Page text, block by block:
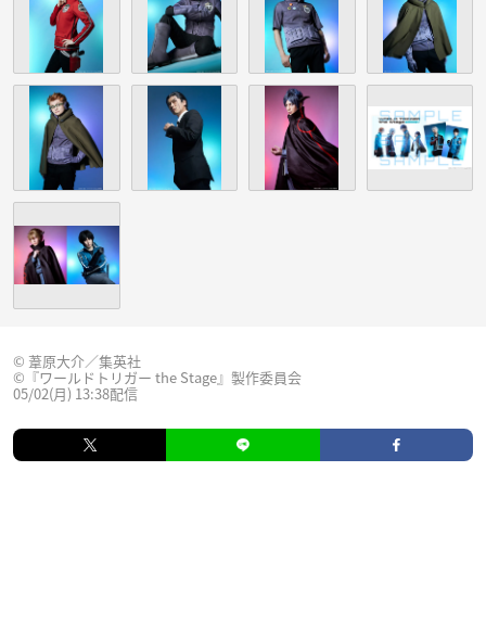
© 葦原大介／集英社
©『ワールドトリガー the Stage』製作委員会
05/02(月) 13:38配信